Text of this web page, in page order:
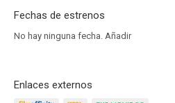
Fechas de estrenos
No hay ninguna fecha. Añadir
Enlaces externos